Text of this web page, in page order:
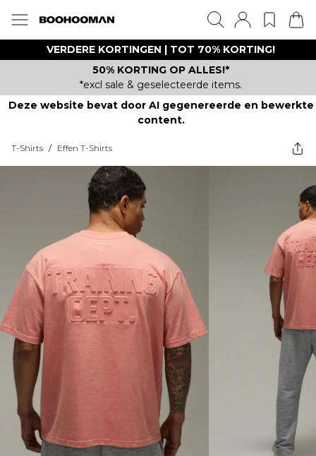
VERDERE KORTINGEN | TOT 70% KORTING!
50% KORTING OP ALLES!*
*excl sale & geselecteerde items.
Deze website bevat door AI gegenereerde en bewerkte
content.
T-Shirts / Effen T-Shirts